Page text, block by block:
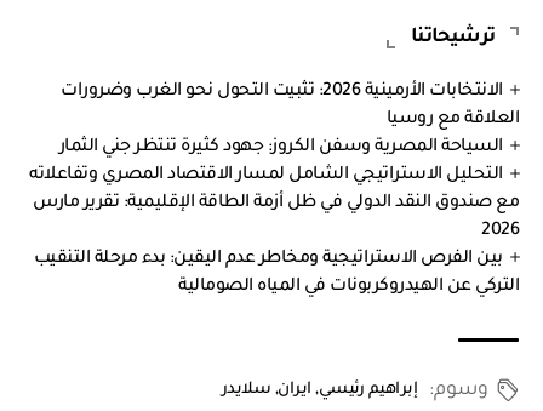
ترشيحاتنا
الانتخابات الأرمينية 2026: تثبيت التحول نحو الغرب وضرورات
العلاقة مع روسيا
السياحة المصرية وسفن الكروز: جهود كثيرة تنتظر جني الثمار
التحليل الاستراتيجي الشامل لمسار الاقتصاد المصري وتفاعلاته
مع صندوق النقد الدولي في ظل أزمة الطاقة الإقليمية: تقرير مارس
2026
بين الفرص الاستراتيجية ومخاطر عدم اليقين: بدء مرحلة التنقيب
التركي عن الهيدروكربونات في المياه الصومالية
وسوم: إبراهيم رئيسي, ايران,سلايدر